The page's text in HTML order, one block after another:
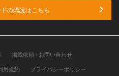
の購読はこちら
掲載依頼 / お問い合わせ
用規約 プライバシーポリシー